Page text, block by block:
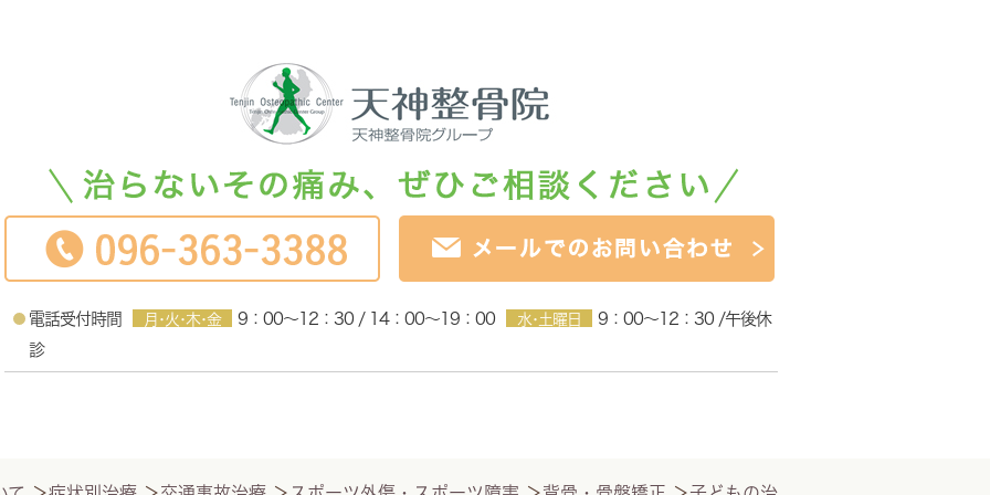
電話受付時間 月･火･木･金 9：00～12：30 / 14：00～19：00 水･土曜日
9：00～12：30 /午後休
診